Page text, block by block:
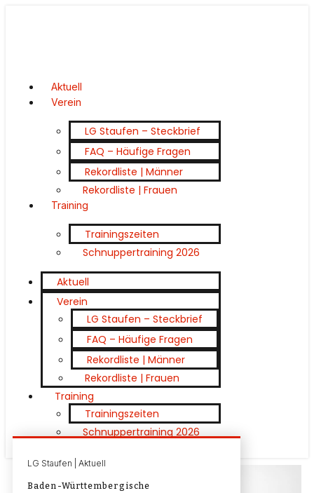
Aktuell
Verein
LG Staufen – Steckbrief
FAQ – Häufige Fragen
Rekordliste | Männer
Rekordliste | Frauen
Training
Trainingszeiten
Schnuppertraining 2026
Aktuell
Verein
LG Staufen – Steckbrief
FAQ – Häufige Fragen
Rekordliste | Männer
Rekordliste | Frauen
Training
Trainingszeiten
Schnuppertraining 2026
LG Staufen | Aktuell
Baden-Württembergische